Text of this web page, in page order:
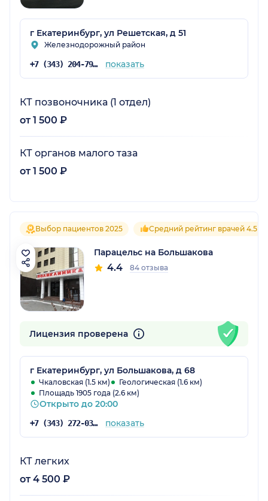
г Екатеринбург, ул Решетская, д 51
Железнодорожный район
+7 (343) 204-79-09 показать
КТ позвоночника (1 отдел)
от 1 500 ₽
КТ органов малого таза
от 1 500 ₽
Выбор пациентов 2025 Средний рейтинг врачей 4.5
Парацельс на Большакова
4.4 84 отзыва
Лицензия проверена
г Екатеринбург, ул Большакова, д 68
Чкаловская (1.5 км)
Геологическая (1.6 км)
Площадь 1905 года (2.6 км)
Открыто до 20:00
+7 (343) 272-03-03 показать
КТ легких
от 4 500 ₽